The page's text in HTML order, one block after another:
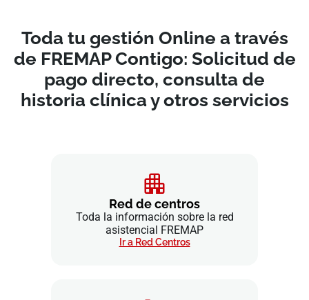
Toda tu gestión Online a través
de FREMAP Contigo: Solicitud de
pago directo, consulta de
historia clínica y otros servicios
Red de centros
Toda la información sobre la red
asistencial FREMAP
Ir a Red Centros